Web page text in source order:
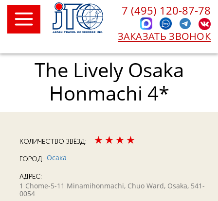
7 (495) 120-87-78
ЗАКАЗАТЬ ЗВОНОК
The Lively Osaka
Honmachi 4*
КОЛИЧЕСТВО ЗВЁЗД:
ГОРОД: Осака
АДРЕС:
1 Chome-5-11 Minamihonmachi, Chuo Ward, Osaka, 541-
0054